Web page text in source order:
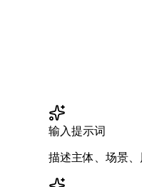
输入提示词
描述主体、场景、